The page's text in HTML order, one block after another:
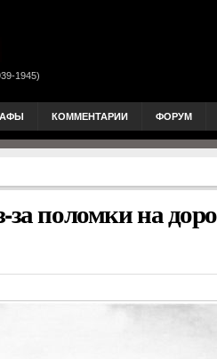
1945)
КОММЕНТАРИИ ФОРУМ
поломки на